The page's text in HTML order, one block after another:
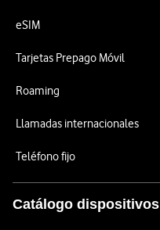
eSIM
Tarjetas Prepago Móvil
Roaming
Llamadas internacionales
Teléfono fijo
Catálogo dispositivos